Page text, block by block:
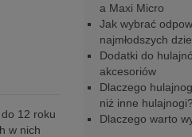
12 roku
w nich
a Maxi Micro
Jak wybrać
najmłodszych
Dodatki do
akcesoriów
Dlaczego
niż inne hulajnogi?
Dlaczego warto